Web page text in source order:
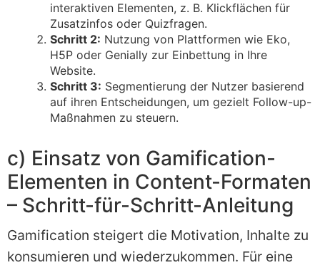
interaktiven Elementen, z. B. Klickflächen für
Zusatzinfos oder Quizfragen.
Schritt 2: Nutzung von Plattformen wie Eko,
H5P oder Genially zur Einbettung in Ihre
Website.
Schritt 3: Segmentierung der Nutzer basierend
auf ihren Entscheidungen, um gezielt Follow-up-
Maßnahmen zu steuern.
c) Einsatz von Gamification-
Elementen in Content-Formaten
– Schritt-für-Schritt-Anleitung
Gamification steigert die Motivation, Inhalte zu
konsumieren und wiederzukommen. Für eine